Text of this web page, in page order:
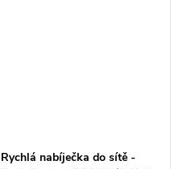
Rychlá nabíječka do sítě -